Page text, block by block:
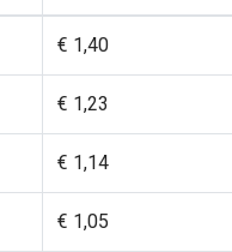
€ 1,40
€ 1,23
€ 1,14
€ 1,05